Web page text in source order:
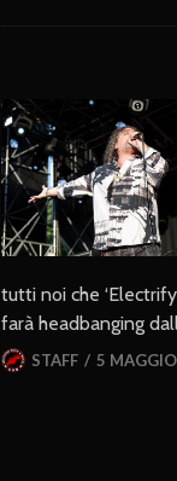
tutti noi che
farà headbanging
STAFF 5